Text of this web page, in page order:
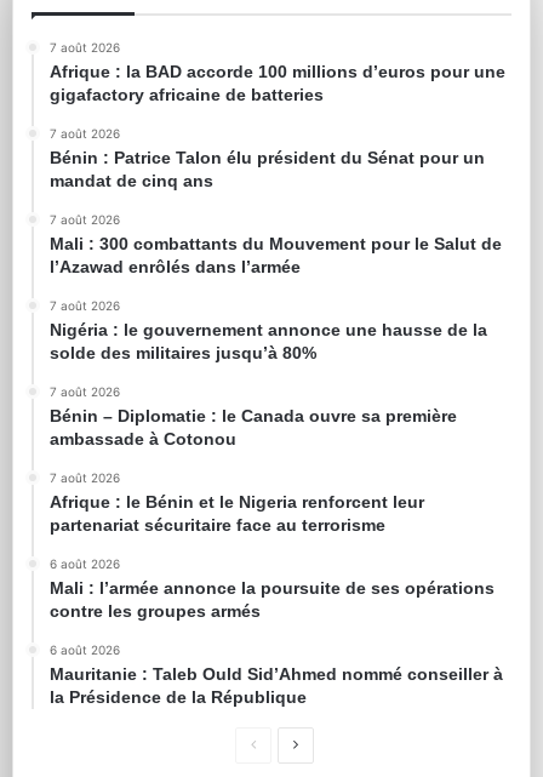
7 août 2026
Afrique : la BAD accorde 100 millions d’euros pour une
gigafactory africaine de batteries
7 août 2026
Bénin : Patrice Talon élu président du Sénat pour un
mandat de cinq ans
7 août 2026
Mali : 300 combattants du Mouvement pour le Salut de
l’Azawad enrôlés dans l’armée
7 août 2026
Nigéria : le gouvernement annonce une hausse de la
solde des militaires jusqu’à 80%
7 août 2026
Bénin – Diplomatie : le Canada ouvre sa première
ambassade à Cotonou
7 août 2026
Afrique : le Bénin et le Nigeria renforcent leur
partenariat sécuritaire face au terrorisme
6 août 2026
Mali : l’armée annonce la poursuite de ses opérations
contre les groupes armés
6 août 2026
Mauritanie : Taleb Ould Sid’Ahmed nommé conseiller à
la Présidence de la République